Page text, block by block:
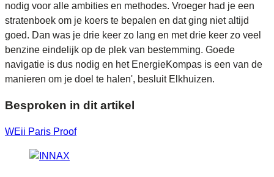
nodig voor alle ambities en methodes. Vroeger had je een
stratenboek om je koers te bepalen en dat ging niet altijd
goed. Dan was je drie keer zo lang en met drie keer zo veel
benzine eindelijk op de plek van bestemming. Goede
navigatie is dus nodig en het EnergieKompas is een van de
manieren om je doel te halen', besluit Elkhuizen.
Besproken in dit artikel
WEii Paris Proof